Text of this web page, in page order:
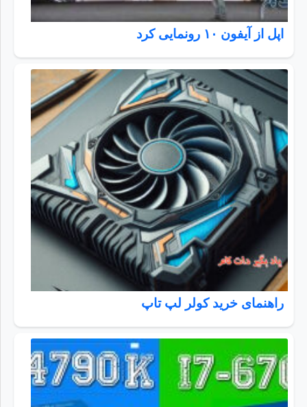
اپل از آیفون ۱۰ رونمایی کرد
راهنمای خرید کولر لپ تاپ